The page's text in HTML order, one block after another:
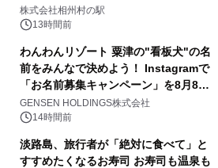
株式会社相州村の駅
13時間前
わんわんリゾート 粟津の"看板犬"の名
前をみんなで決めよう！ Instagramで
「お名前募集キャンペーン」を8月8日
(土)より開催
GENSEN HOLDINGS株式会社
14時間前
淡路島、旅行者が「絶対に食べて」と
すすめたくなるお寿司 お寿司も温泉も